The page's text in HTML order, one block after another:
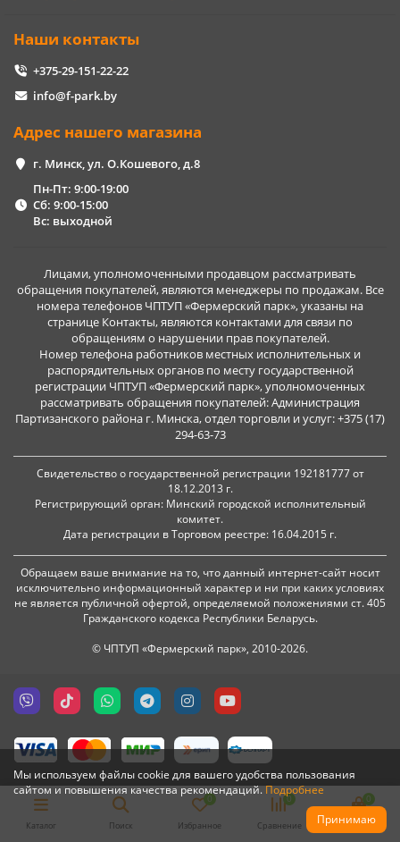
Мы используем файлы cookie для вашего удобства пользования
сайтом и повышения качества рекомендаций.Подробнее
Принимаю
Наши контакты
+375-29-151-22-22
info@f-park.by
Адрес нашего магазина
г. Минск, ул. О.Кошевого, д.8
Пн-Пт: 9:00-19:00
Сб: 9:00-15:00
Вс: выходной
Лицами, уполномоченными продавцом рассматривать
обращения покупателей, являются менеджеры по продажам. Все
номера телефонов ЧПТУП «Фермерский парк», указаны на
странице Контакты, являются контактами для связи по
обращениям о нарушении прав покупателей.
Номер телефона работников местных исполнительных и
распорядительных органов по месту государственной
регистрации ЧПТУП «Фермерский парк», уполномоченных
рассматривать обращения покупателей: Администрация
Партизанского района г. Минска, отдел торговли и услуг: +375 (17)
294-63-73
Свидетельство о государственной регистрации 192181777 от
18.12.2013 г.
Регистрирующий орган: Минский городской исполнительный
комитет.
Дата регистрации в Торговом реестре: 16.04.2015 г.
Обращаем ваше внимание на то, что данный интернет-сайт носит
исключительно информационный характер и ни при каких условиях
не является публичной офертой, определяемой положениями ст. 405
Гражданского кодекса Республики Беларусь.
© ЧПТУП «Фермерский парк», 2010-2026.
Каталог Поиск
0
Избранное
0
Сравнение
0
Корзина